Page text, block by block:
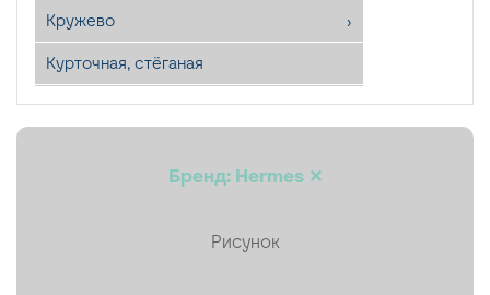
Кружево
Курточная, стёганая
Лён
Бренд: Hermes ✕
Рисунок